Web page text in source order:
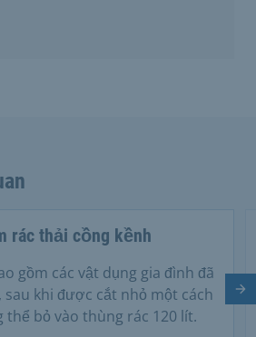
rác thải cồng kềnh
gồm các vật dụng gia đình đã
khi được cắt nhỏ một cách
thể bỏ vào thùng rác 120 lít.